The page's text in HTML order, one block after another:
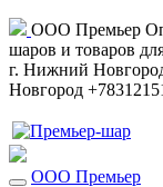
ООО Премьер
шаров и товаров
г. Нижний
Новгород
ООО Премьер